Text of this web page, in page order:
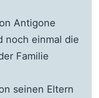
Antigone
noch einmal die
Familie
seinen Eltern